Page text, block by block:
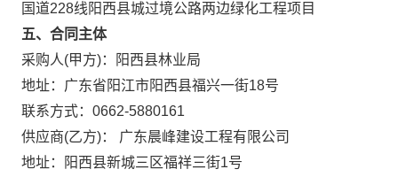
国道228线阳西县城过境公路两边绿化工程项目
五、合同主体
采购人(甲方)：阳西县林业局
地址：广东省阳江市阳西县福兴一街18号
联系方式：0662-5880161
供应商(乙方)： 广东晨峰建设工程有限公司
地址：阳西县新城三区福祥三街1号